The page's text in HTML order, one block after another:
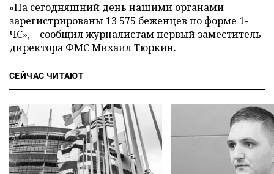
«На сегодняшний день нашими органами
зарегистрированы 13 575 беженцев по форме 1-
ЧС», – сообщил журналистам первый заместитель
директора ФМС Михаил Тюркин.
СЕЙЧАС ЧИТАЮТ